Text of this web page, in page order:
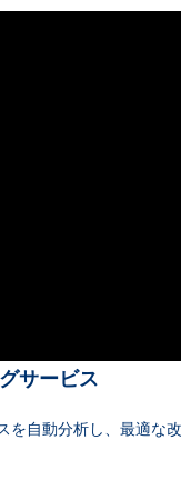
サービス
を自動分析し、最適な